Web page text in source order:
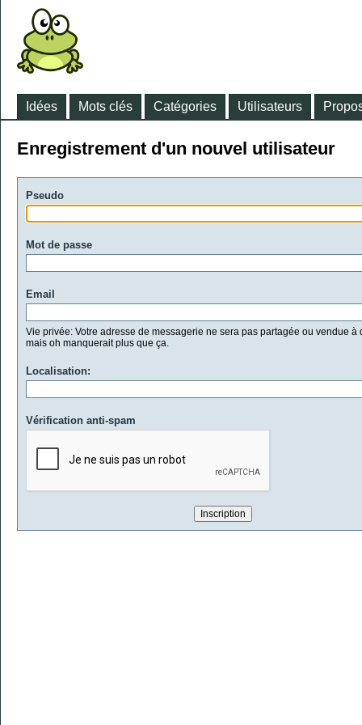
Idées Mots clés Catégories Utilisateurs
Enregistrement d'un nouvel utilisateur
Pseudo
Mot de passe
Email
Vie privée: Votre adresse de messagerie ne sera pas partagée ou vendue à
mais oh manquerait plus que ça.
Localisation:
Vérification anti-spam